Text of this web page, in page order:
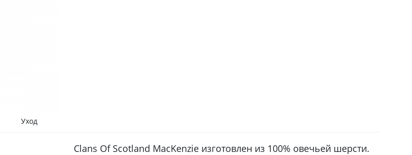
Уход
Clans Of Scotland MacKenzie изготовлен из 100% овечьей шерсти.